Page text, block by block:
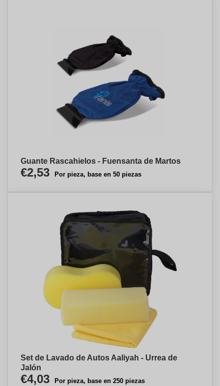
Guante Rascahielos - Fuensanta de Martos
€2,53 Por pieza, base en 50 piezas
Set de Lavado de Autos Aaliyah - Urrea de
Jalón
€4,03 Por pieza, base en 250 piezas